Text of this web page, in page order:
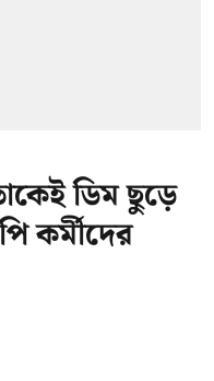
ডিম ছুড়ে
কর্মীদের